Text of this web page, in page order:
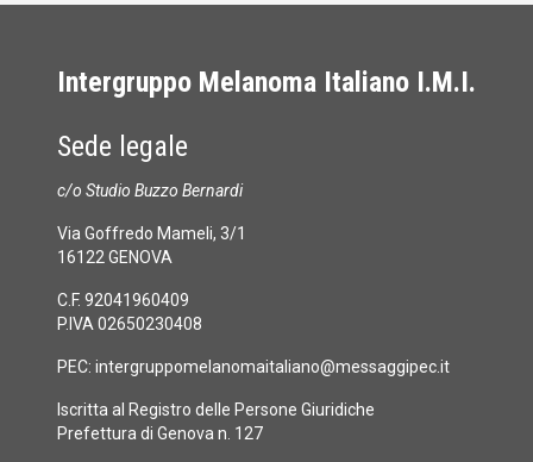
Intergruppo Melanoma Italiano I.M.I.
Sede legale
c/o Studio Buzzo Bernardi
Via Goffredo Mameli, 3/1
16122 GENOVA
C.F. 92041960409
P.IVA 02650230408
PEC: intergruppomelanomaitaliano@messaggipec.it
Iscritta al Registro delle Persone Giuridiche
Prefettura di Genova n. 127